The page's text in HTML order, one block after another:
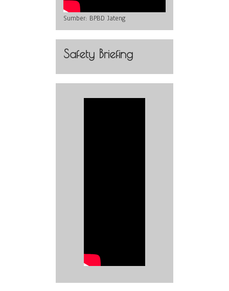
Sumber: BPBD Jateng
Safety Briefing